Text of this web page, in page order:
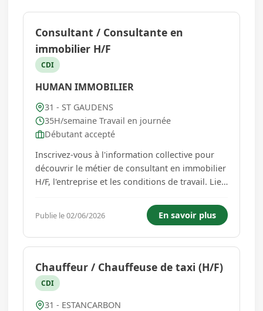
Consultant / Consultante en
immobilier H/F
CDI
HUMAN IMMOBILIER
31 - ST GAUDENS
35H/semaine Travail en journée
Débutant accepté
Inscrivez-vous à l'information collective pour
découvrir le métier de consultant en immobilier
H/F, l'entreprise et les conditions de travail. Lien
http://mesevenementsemploi.francetravail.fr/mes-
evenements-emploi/evenement/680069?
Publie le 02/06/2026 En savoir plus
Chauffeur / Chauffeuse de taxi (H/F)
CDI
31 - ESTANCARBON